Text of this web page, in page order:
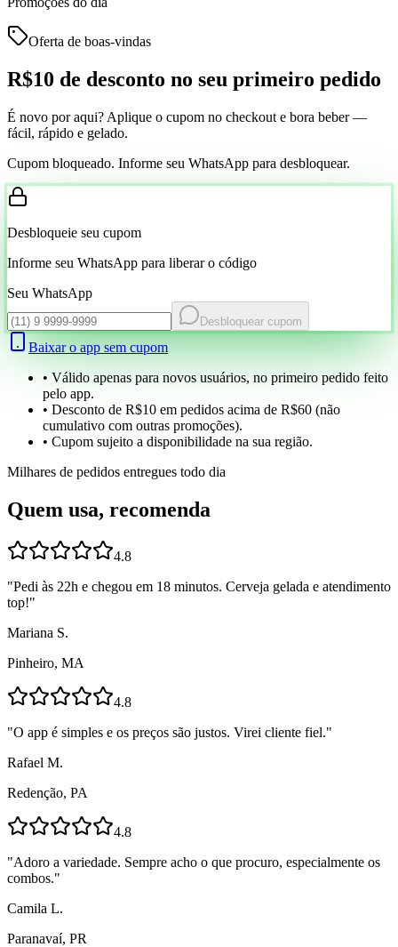
Oferta de boas-vindas
R$10 de desconto no seu primeiro pedido
É novo por aqui? Aplique o cupom no checkout e bora beber —
fácil, rápido e gelado.
Cupom bloqueado. Informe seu WhatsApp para desbloquear.
Desbloqueie seu cupom
Informe seu WhatsApp para liberar o código
Seu WhatsApp
Desbloquear cupom
Baixar o app sem cupom
• Válido apenas para novos usuários, no primeiro pedido feito
pelo app.
• Desconto de R$10 em pedidos acima de R$60 (não
cumulativo com outras promoções).
• Cupom sujeito a disponibilidade na sua região.
Milhares de pedidos entregues todo dia
Quem usa, recomenda
4.8
"Pedi às 22h e chegou em 18 minutos. Cerveja gelada e atendimento
top!"
Mariana S.
Pinheiro, MA
4.8
"O app é simples e os preços são justos. Virei cliente fiel."
Rafael M.
Redenção, PA
4.8
"Adoro a variedade. Sempre acho o que procuro, especialmente os
combos."
Camila L.
Paranavaí, PR